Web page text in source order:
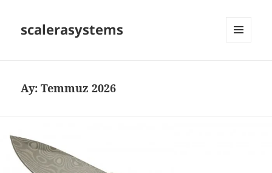
scalerasystems
Ay:Temmuz 2026